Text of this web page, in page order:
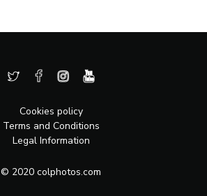
Cookies policy
Terms and Conditions
Legal Information
© 2020 colphotos.com